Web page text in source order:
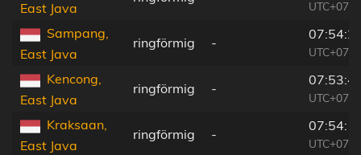
East Java
Sampang,
East Java
ringförmig -
Kencong,
East Java
ringförmig -
Kraksaan,
East Java
ringförmig -